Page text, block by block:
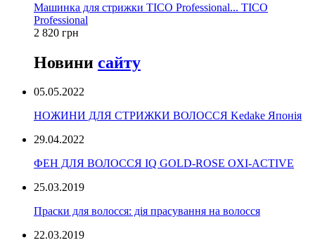
Машинка для стрижки TICO Professional... TICO
Professional
2 820 грн
Новини сайту
05.05.2022
НОЖИНИ ДЛЯ СТРИЖКИ ВОЛОССЯ Kedake Японія
29.04.2022
ФЕН ДЛЯ ВОЛОССЯ IQ GOLD-ROSE OXI-ACTIVE
25.03.2019
Праски для волосся: дія прасування на волосся
22.03.2019